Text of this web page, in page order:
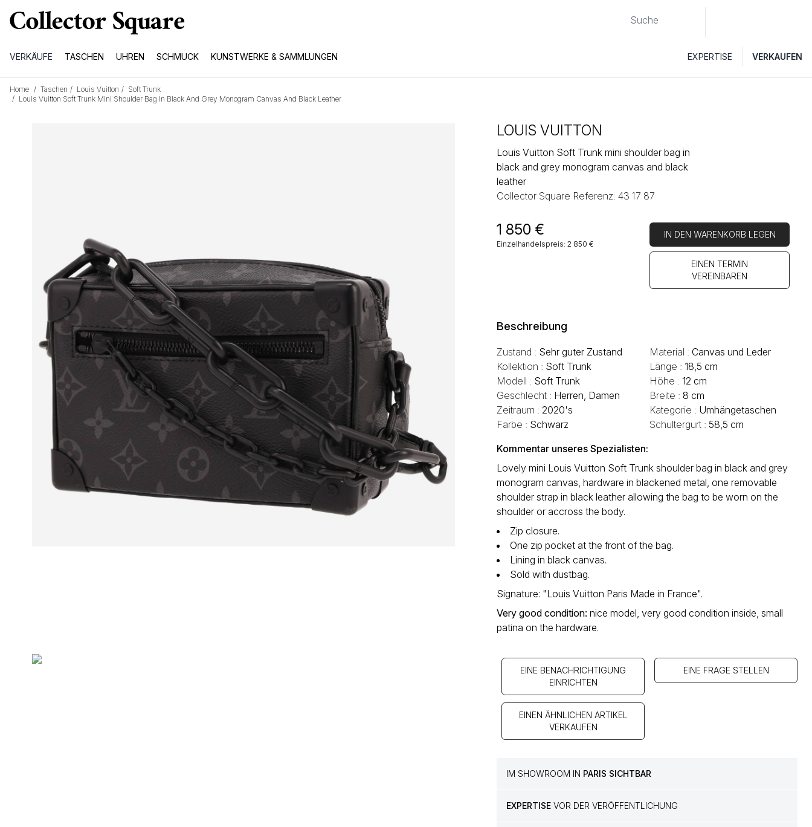
VERKÄUFE TASCHEN UHREN SCHMUCK KUNSTWERKE & SAMMLUNGEN EXPERTISE VERKAUFEN
Home / Taschen / Louis Vuitton / Soft Trunk
/ Louis Vuitton Soft Trunk Mini Shoulder Bag In Black And Grey Monogram Canvas And Black Leather
LOUIS VUITTON
Louis Vuitton Soft Trunk mini shoulder bag in
black and grey monogram canvas and black
leather
Collector Square Referenz: 43 17 87
1 850 €
Einzelhandelspreis: 2 850 €
IN DEN WARENKORB LEGEN
EINEN TERMIN
VEREINBAREN
Beschreibung
Zustand : Sehr guter Zustand
Kollektion : Soft Trunk
Modell : Soft Trunk
Geschlecht : Herren, Damen
Zeitraum :2020's
Farbe : Schwarz
Material : Canvas und Leder
Länge :18,5 cm
Höhe :12 cm
Breite : 8 cm
Kategorie : Umhängetaschen
Schultergurt : 58,5 cm
Kommentar unseres Spezialisten:
Lovely mini Louis Vuitton Soft Trunk shoulder bag in black and grey
monogram canvas, hardware in blackened metal, one removable
shoulder strap in black leather allowing the bag to be worn on the
shoulder or accross the body.
Zip closure.
One zip pocket at the front of the bag.
Lining in black canvas.
Sold with dustbag.
Signature: "Louis Vuitton Paris Made in France".
Very good condition:nice model, very good condition inside, small
patina on the hardware.
EINE BENACHRICHTIGUNG
EINRICHTEN
EINE FRAGE STELLEN
EINEN ÄHNLICHEN ARTIKEL
VERKAUFEN
IM SHOWROOM IN PARIS SICHTBAR
EXPERTISE VOR DER VERÖFFENTLICHUNG